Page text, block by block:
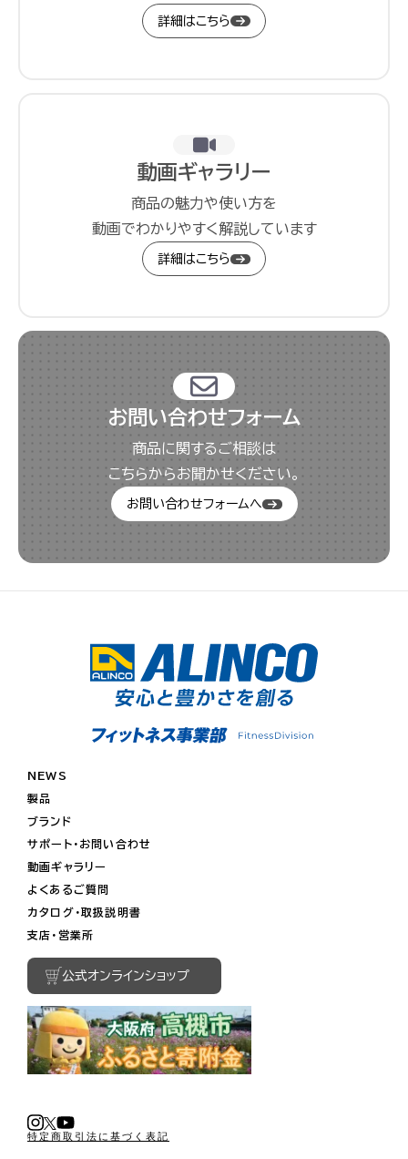
詳細はこちら
動画ギャラリー
商品の魅力や使い方を
動画でわかりやすく解説しています
詳細はこちら
お問い合わせフォーム
商品に関するご相談は
こちらからお聞かせください。
お問い合わせフォームへ
NEWS
製品
ブランド
サポート・お問い合わせ
動画ギャラリー
よくあるご質問
カタログ・取扱説明書
支店・営業所
公式オンラインショップ
特定商取引法に基づく表記